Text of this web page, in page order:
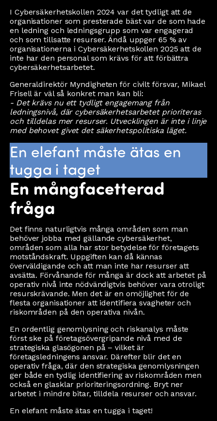
I Cybersäkerhetskollen 2024 var det tydligt att de
organisationer som presterade bäst var de som hade
en ledning och ledningsgrupp som var engagerad
och som tillsatte resurser. Ändå uppger 65 % av
organisationerna i Cybersäkerhetskollen 2025 att de
inte har den personal som krävs för att förbättra
cybersäkerhetsarbetet.
Generaldirektör Myndigheten för civilt försvar, Mikael
Frisell är väl så konkret man kan bli:
- Det krävs nu ett tydligt engagemang från
ledningsnivå, där cybersäkerhetsarbetet prioriteras
och tilldelas mer resurser. Utvecklingen är inte i linje
med behovet givet det säkerhetspolitiska läget.
En elefant måste ätas en
tugga i taget
En mångfacetterad
fråga
Det finns naturligtvis många områden som man
behöver jobba med gällande cybersäkerhet,
områden som alla har stor betydelse för företagets
motståndskraft. Uppgiften kan då kännas
överväldigande och att man inte har resurser att
avsätta. Förvånande för många är dock att arbetet på
operativ nivå inte nödvändigtvis behöver vara otroligt
resurskrävande. Men det är en omöjlighet för de
flesta organisationer att identifiera svagheter och
riskområden på den operativa nivån.
En ordentlig genomlysning och riskanalys måste
först ske på företagsövergripande nivå med de
strategiska glasögonen på – vilket är
företagsledningens ansvar. Därefter blir det en
operativ fråga, där den strategiska genomlysningen
ger både en tydlig identifiering av riskområden men
också en glasklar prioriteringsordning. Bryt ner
arbetet i mindre bitar, tilldela resurser och ansvar.
En elefant måste ätas en tugga i taget!